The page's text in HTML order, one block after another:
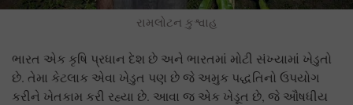
રામલોટન કુશ્વાહ
ભારત એક કૃષિ પ્રધાન દેશ છે અને ભારતમાં મોટી સંખ્યામાં ખેડુતો
છે. તેમા કેટલાક એવા ખેડુત પણ છે જે અમુક પદ્ધતિનો ઉપયોગ
કરીને ખેતકામ કરી રહ્યા છે. આવા જ એક ખેડૂત છે, જે ઔષધીય